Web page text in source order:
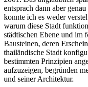
entsprach dann aber
konnte ich es weder
warum diese Stadt
städtischen Ebene und im
Bausteinen, deren
thailändische Stadt
bestimmten Prinzipien
aufzuzeigen, begründen
und seiner Architektur.